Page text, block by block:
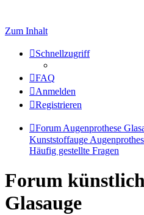
Zum Inhalt
Schnellzugriff
FAQ
Anmelden
Registrieren
Forum Augenprothese
Kunststoffauge
Häufig gestellte Fragen
Forum
Glasauge